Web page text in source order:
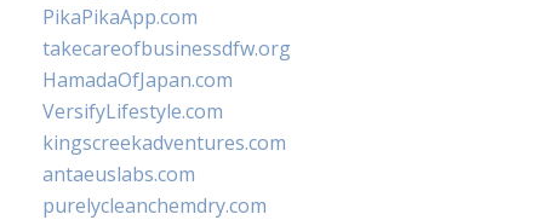
PikaPikaApp.com
takecareofbusinessdfw.org
HamadaOfJapan.com
VersifyLifestyle.com
kingscreekadventures.com
antaeuslabs.com
purelycleanchemdry.com